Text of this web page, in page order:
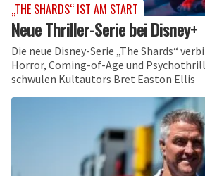
„THE SHARDS“ IST AM START
Neue Thriller-Serie bei Disney+
Die neue Disney-Serie „The Shards“
Horror, Coming-of-Age und
schwulen Kultautors Bret Easton Ellis